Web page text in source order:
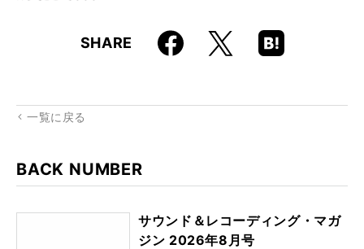
SHARE Faceboo
k
X
Hatena
Boo
一覧に戻る
BACK NUMBER
サウンド＆レコーディング・マガ
ジン 2026年8月号